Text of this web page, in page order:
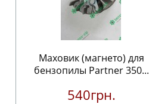
Маховик (магнето) для
бензопилы Partner 350...
540грн.